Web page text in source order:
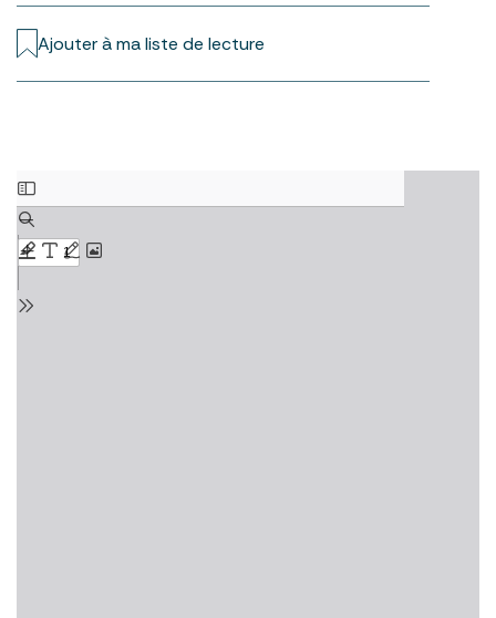
Ajouter à ma liste de lecture